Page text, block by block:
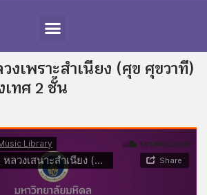
งเพราะสำเนียง (ศุข ศุขวาที)
เทศ 2 ชั้น